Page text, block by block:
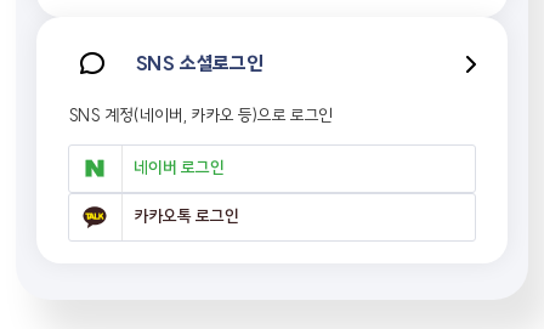
SNS 소셜로그인
SNS 계정(네이버, 카카오 등)으로 로그인
네이버 로그인
카카오톡 로그인